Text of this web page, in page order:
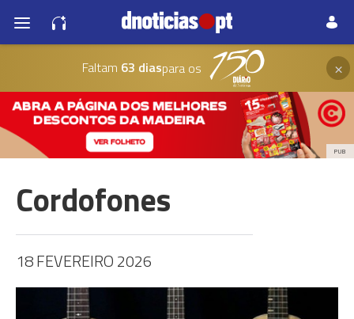
Faltam 63 diaspara os ×
PUB
Cordofones
18 FEVEREIRO 2026